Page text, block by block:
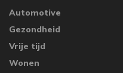
Automotive
Gezondheid
Vrije tijd
Wonen